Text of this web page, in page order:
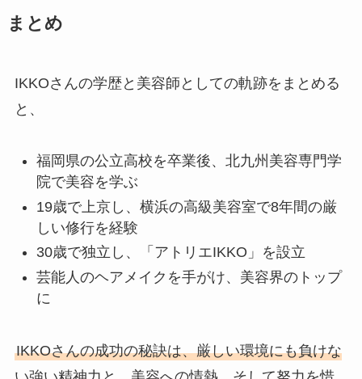
まとめ
IKKOさんの学歴と美容師としての軌跡をまとめる
と、
福岡県の公立高校を卒業後、北九州美容専門学
院で美容を学ぶ
19歳で上京し、横浜の高級美容室で8年間の厳
しい修行を経験
30歳で独立し、「アトリエIKKO」を設立
芸能人のヘアメイクを手がけ、美容界のトップ
に
IKKOさんの成功の秘訣は、厳しい環境にも負けな